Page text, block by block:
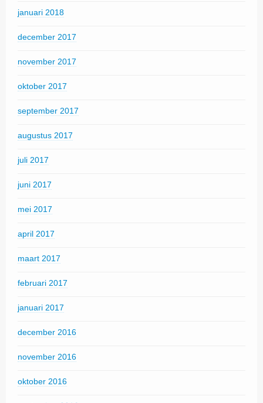
januari 2018
december 2017
november 2017
oktober 2017
september 2017
augustus 2017
juli 2017
juni 2017
mei 2017
april 2017
maart 2017
februari 2017
januari 2017
december 2016
november 2016
oktober 2016